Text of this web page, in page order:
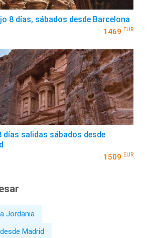
8 días, sábados desde Barcelona
1469 EUR
días salidas sábados desde
1509 EUR
Jordania
Madrid